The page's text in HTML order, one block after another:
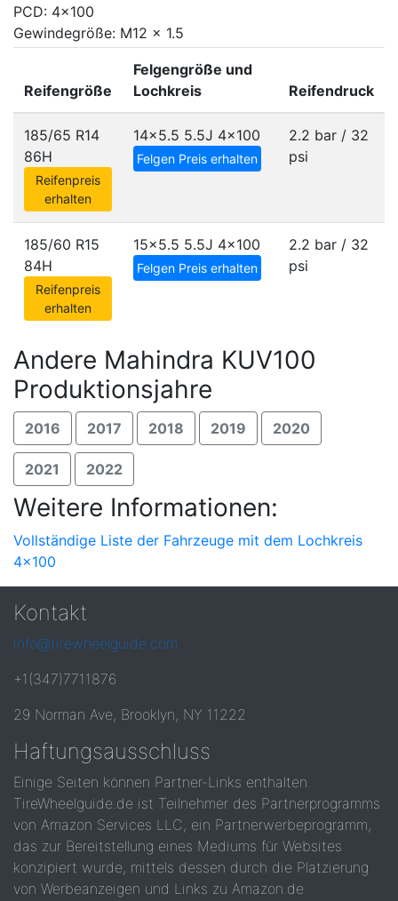
PCD: 4x100
Gewindegröße: M12 x 1.5
Reifengröße
Felgengröße und
Lochkreis
Reifendruck
185/65 R14
86H
Reifenpreis
erhalten
14x5.5 5.5J 4x100
Felgen Preis erhalten
2.2 bar / 32
psi
185/60 R15
84H
Reifenpreis
erhalten
15x5.5 5.5J 4x100
Felgen Preis erhalten
2.2 bar / 32
psi
Andere Mahindra KUV100
Produktionsjahre
2016 2017 2018 2019 2020
2021 2022
Weitere Informationen:
Vollständige Liste der Fahrzeuge mit dem Lochkreis
4x100
Kontakt
info@tirewheelguide.com
+1(347)7711876
29 Norman Ave, Brooklyn, NY 11222
Haftungsausschluss
Einige Seiten können Partner-Links enthalten.
TireWheelguide.de ist Teilnehmer des Partnerprogramms
von Amazon Services LLC, ein Partnerwerbeprogramm,
das zur Bereitstellung eines Mediums für Websites
konzipiert wurde, mittels dessen durch die Platzierung
von Werbeanzeigen und Links zu Amazon.de